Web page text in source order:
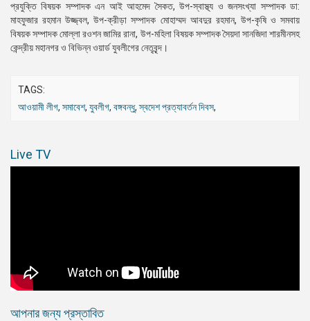
প্রযুক্তি বিষয়ক সম্পাদক এন আই আহমেদ সৈকত, উপ-স্বাস্থ্য ও জনসংখ্যা সম্পাদক ডা:
মাহফুজার রহমান উজ্জ্বল, উপ-ক্রীড়া সম্পাদক মোহাম্মদ আবদুর রহমান, উপ-কৃষি ও সমবায়
বিষয়ক সম্পাদক মোল্লা রওশন জামির রানা, উপ-মহিলা বিষয়ক সম্পাদক সৈয়দা সানজিদা শারমীনসহ
কেন্দ্রীয় মহানগর ও বিভিন্ন ওয়ার্ড যুবলীগের নেতৃবৃন্দ।
TAGS:
আওয়ামী লীগ, সমাবেশ, যুবলীগ, বঙ্গবন্ধু,স্বদেশ প্রত্যাবর্তন দিবস,
Live TV
আপনার জন্য প্রস্তাবিত